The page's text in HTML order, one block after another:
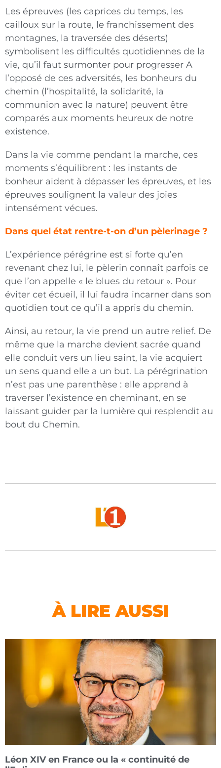
Les épreuves (les caprices du temps, les
cailloux sur la route, le franchissement des
montagnes, la traversée des déserts)
symbolisent les difficultés quotidiennes de la
vie, qu’il faut surmonter pour progresser A
l’opposé de ces adversités, les bonheurs du
chemin (l’hospitalité, la solidarité, la
communion avec la nature) peuvent être
comparés aux moments heureux de notre
existence.
Dans la vie comme pendant la marche, ces
moments s’équilibrent : les instants de
bonheur aident à dépasser les épreuves, et les
épreuves soulignent la valeur des joies
intensément vécues.
Dans quel état rentre-t-on d’un pèlerinage ?
L’expérience pérégrine est si forte qu’en
revenant chez lui, le pèlerin connaît parfois ce
que l’on appelle « le blues du retour ». Pour
éviter cet écueil, il lui faudra incarner dans son
quotidien tout ce qu’il a appris du chemin.
Ainsi, au retour, la vie prend un autre relief. De
même que la marche devient sacrée quand
elle conduit vers un lieu saint, la vie acquiert
un sens quand elle a un but. La pérégrination
n’est pas une parenthèse : elle apprend à
traverser l’existence en cheminant, en se
laissant guider par la lumière qui resplendit au
bout du Chemin.
À LIRE AUSSI
Léon XIV en France ou la « continuité de